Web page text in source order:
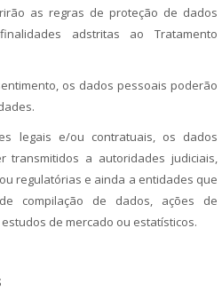
as regras de proteção de dados
adstritas ao Tratamento
os dados pessoais poderão
legais e/ou contratuais, os dados
transmitidos a autoridades judiciais,
regulatórias e ainda a entidades que
compilação de dados, ações de
de mercado ou estatísticos.